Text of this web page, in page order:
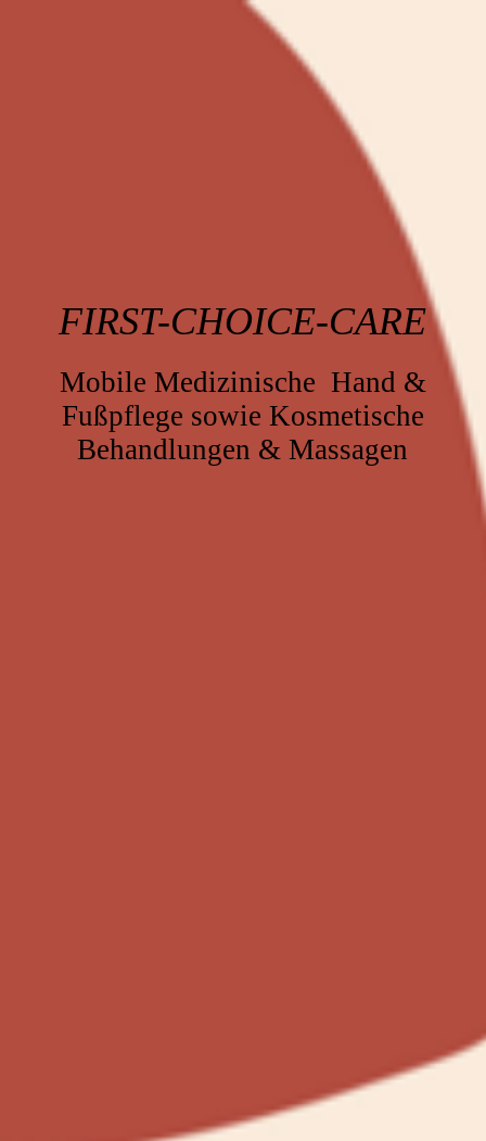
FIRST-CHOICE-CARE
Mobile Medizinische Hand &
Fußpflege sowie Kosmetische
Behandlungen & Massagen